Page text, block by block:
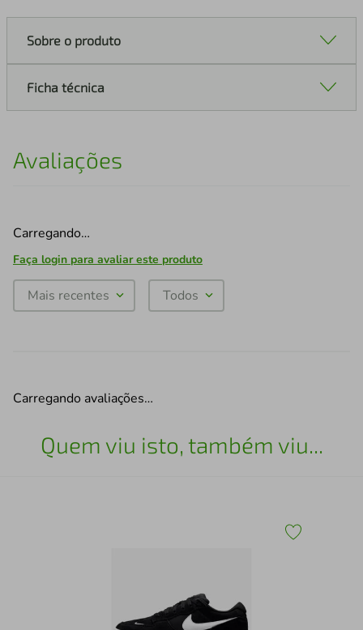
Sobre o produto
Ficha técnica
Avaliações
Carregando…
Faça login para avaliar este produto
Mais recentes Todos
Carregando avaliações…
Quem viu isto, também viu...